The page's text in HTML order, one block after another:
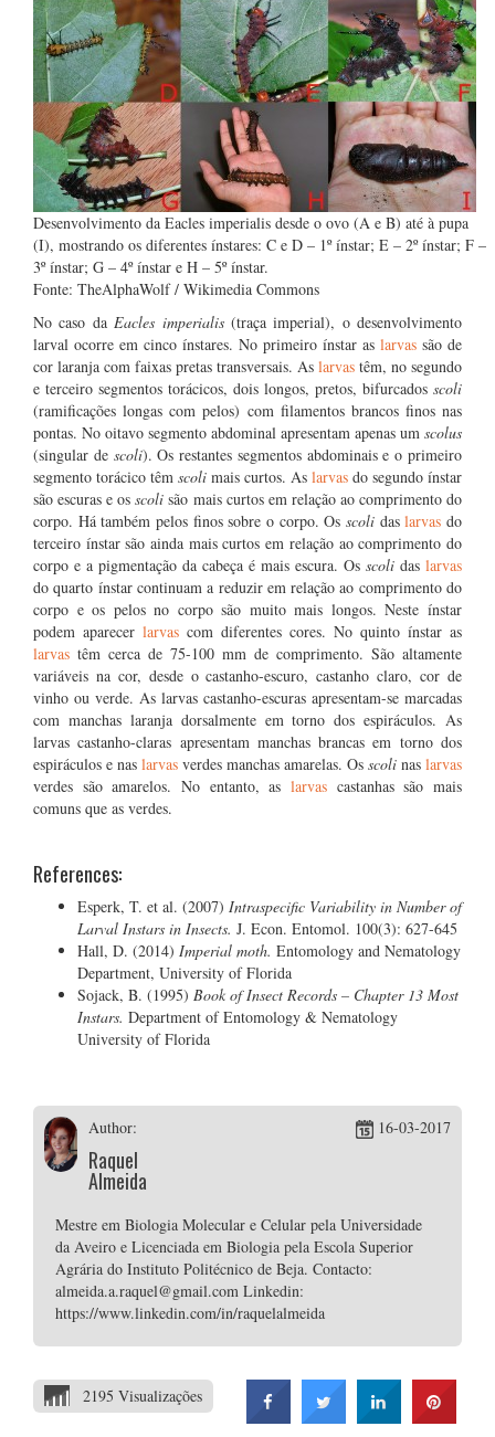
Desenvolvimento da Eacles imperialis desde o ovo (A e B) até à pupa
(I), mostrando os diferentes ínstares: C e D – 1º ínstar; E – 2º ínstar; F –
3º ínstar; G – 4º ínstar e H – 5º ínstar.
Fonte: TheAlphaWolf / Wikimedia Commons
No caso daEacles imperialis(traça imperial), o desenvolvimento
larval ocorre em cinco ínstares. No primeiro ínstar as larvas são de
cor laranja com faixas pretas transversais. As larvas têm, no segundo
e terceiro segmentos torácicos, dois longos, pretos, bifurcados scoli
(ramificações longas com pelos) com filamentos brancos finos nas
pontas. No oitavo segmento abdominal apresentam apenas um scolus
(singular de scoli). Os restantes segmentos abdominais e o primeiro
segmento torácico têm scoli mais curtos. As larvas do segundo ínstar
são escuras e osscolisão mais curtos em relação ao comprimento do
corpo. Há também pelos finos sobre o corpo. Os scoli daslarvas do
terceiro ínstar são ainda mais curtos em relação ao comprimento do
corpo e a pigmentação da cabeça é mais escura. Os scoli das larvas
do quarto ínstar continuam a reduzir em relação ao comprimento do
corpo e os pelos no corpo são muito mais longos. Neste ínstar
podem aparecer larvas com diferentes cores. No quinto ínstar as
larvas têm cerca de 75-100 mm de comprimento. São altamente
variáveis na cor, desde o castanho-escuro, castanho claro, cor de
vinho ou verde. As larvas castanho-escuras apresentam-se marcadas
com manchas laranja dorsalmente em torno dos espiráculos. As
larvas castanho-claras apresentam manchas brancas em torno dos
espiráculos e nas larvas verdes manchas amarelas. Os scoli nas larvas
verdes são amarelos. No entanto, as larvas castanhas são mais
comuns que as verdes.
References:
Esperk, T. et al. (2007) Intraspecific Variability in Number of
Larval Instars in Insects. J. Econ. Entomol. 100(3): 627-645
Hall, D. (2014) Imperial moth. Entomology and Nematology
Department, University of Florida
Sojack, B. (1995) Book of Insect Records – Chapter 13 Most
Instars. Department of Entomology & Nematology
University of Florida
Author:
Raquel
Almeida
16-03-2017
Mestre em Biologia Molecular e Celular pela Universidade
da Aveiro e Licenciada em Biologia pela Escola Superior
Agrária do Instituto Politécnico de Beja. Contacto:
almeida.a.raquel@gmail.com Linkedin:
https://www.linkedin.com/in/raquelalmeida
2195 Visualizações